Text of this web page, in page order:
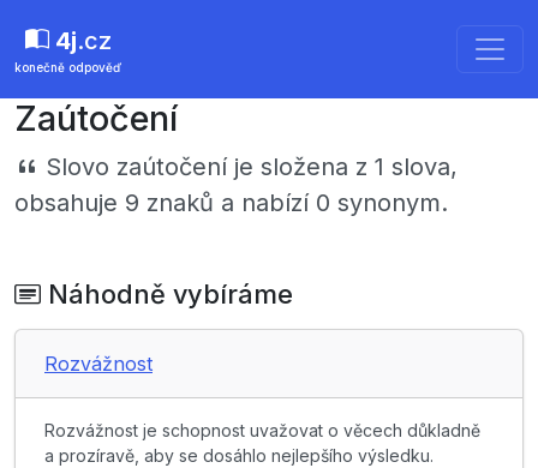
4j.cz
konečně odpověď
Zaútočení
Slovo zaútočeníje složena z 1 slova,
obsahuje 9 znaků a nabízí 0 synonym.
Náhodně vybíráme
Rozvážnost
Rozvážnost je schopnost uvažovat o věcech důkladně
a prozíravě, aby se dosáhlo nejlepšího výsledku.